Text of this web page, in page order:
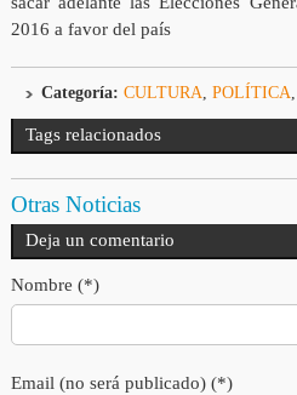
2016 a favor del país
Categoría: CULTURA, POLÍTICA,
Tags relacionados
Otras Noticias
Deja un comentario
Nombre (*)
Email (no será publicado) (*)